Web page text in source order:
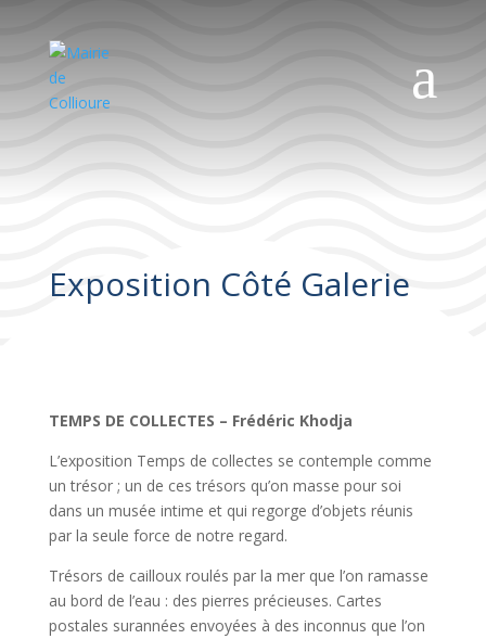
a
Exposition Côté Galerie
TEMPS DE COLLECTES – Frédéric Khodja
L’exposition Temps de collectes se contemple comme
un trésor ; un de ces trésors qu’on masse pour soi
dans un musée intime et qui regorge d’objets réunis
par la seule force de notre regard.
Trésors de cailloux roulés par la mer que l’on ramasse
au bord de l’eau : des pierres précieuses. Cartes
postales surannées envoyées à des inconnus que l’on